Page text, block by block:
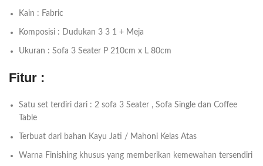
Kain : Fabric
Komposisi : Dudukan 3 3 1 + Meja
Ukuran : Sofa 3 Seater P 210cm x L 80cm
Fitur :
Satu set terdiri dari : 2 sofa 3 Seater , Sofa Single dan Coffee
Table
Terbuat dari bahan Kayu Jati / Mahoni Kelas Atas
Warna Finishing khusus yang memberikan kemewahan tersendiri